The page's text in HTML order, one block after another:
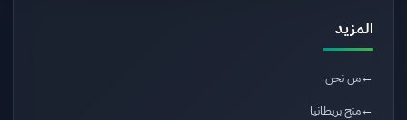
المزيد
من نحن
منح بريطانيا